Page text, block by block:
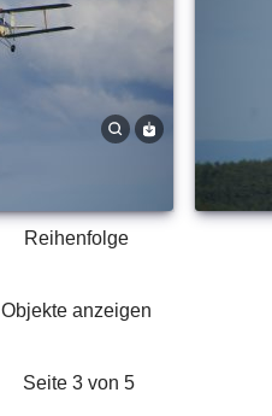
Reihenfolge
Objekte anzeigen
Seite 3 von 5